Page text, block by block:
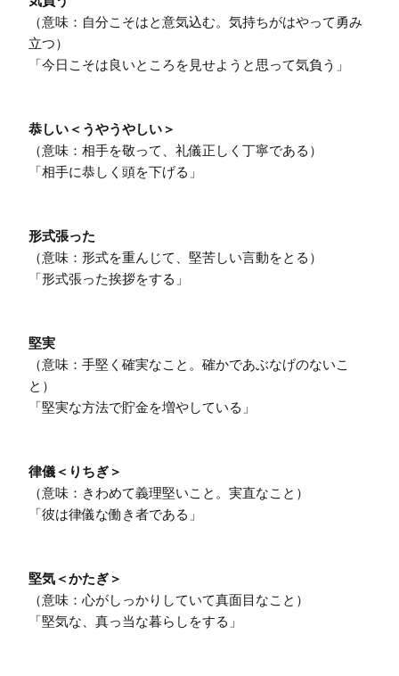
（意味：自分こそはと意気込む。気持ちがはやって勇み
立つ）
「今日こそは良いところを見せようと思って気負う」
恭しい＜うやうやしい＞
（意味：相手を敬って、礼儀正しく丁寧である）
「相手に恭しく頭を下げる」
形式張った
（意味：形式を重んじて、堅苦しい言動をとる）
「形式張った挨拶をする」
堅実
（意味：手堅く確実なこと。確かであぶなげのないこ
と）
「堅実な方法で貯金を増やしている」
律儀＜りちぎ＞
（意味：きわめて義理堅いこと。実直なこと）
「彼は律儀な働き者である」
堅気＜かたぎ＞
（意味：心がしっかりしていて真面目なこと）
「堅気な、真っ当な暮らしをする」